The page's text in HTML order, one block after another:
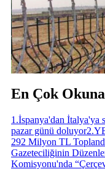
En Çok
1 .İspanya'dan İtalya'ya
pazar günü doluyor2.
292 Milyon TL
Gazeteciliğinin
Komisyonu'nda